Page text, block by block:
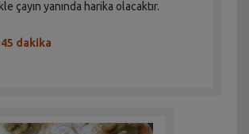
çayın yanında harika olacaktır.
dakika